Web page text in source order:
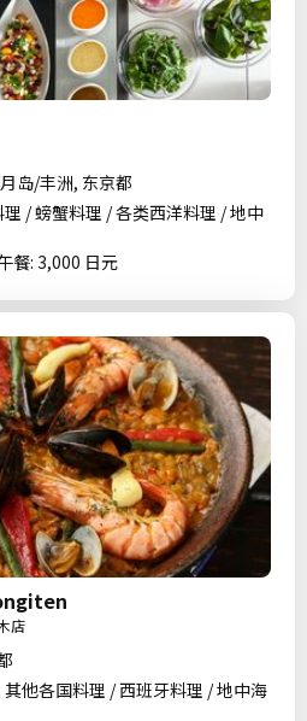
岛/丰洲, 东京都
/ 螃蟹料理 / 各类西洋料理 / 地中
餐: 3,000 日元
店
他各国料理 / 西班牙料理 / 地中海